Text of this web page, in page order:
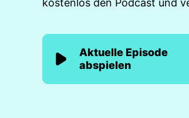
kostenlos den Podcast und
Aktuelle Episode
abspielen